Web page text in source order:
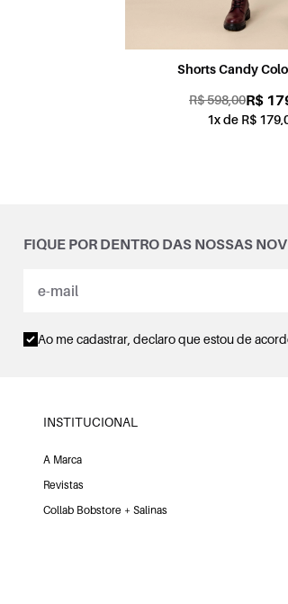
Shorts Candy
R$ 598,00R$
1x de R$
FIQUE POR DENTRO DAS NOSSAS
Ao me cadastrar, declaro que estou de
INSTITUCIONAL
A Marca
Revistas
Collab Bobstore + Salinas